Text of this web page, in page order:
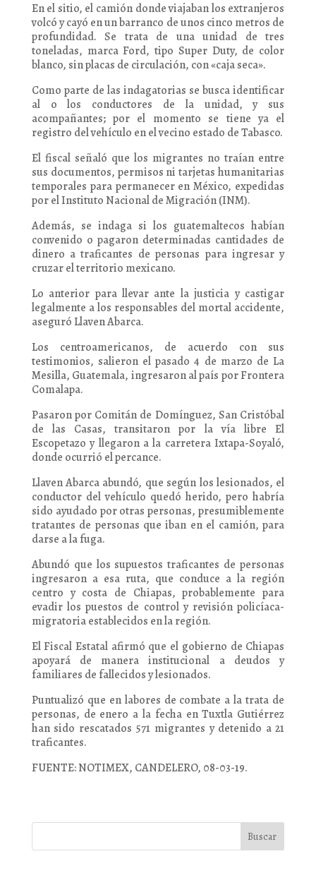
En el sitio, el camión donde viajaban los extranjeros
volcó y cayó en un barranco de unos cinco metros de
profundidad. Se trata de una unidad de tres
toneladas, marca Ford, tipo Super Duty, de color
blanco, sin placas de circulación, con «caja seca».
Como parte de las indagatorias se busca identificar
al o los conductores de la unidad, y sus
acompañantes; por el momento se tiene ya el
registro del vehículo en el vecino estado de Tabasco.
El fiscal señaló que los migrantes no traían entre
sus documentos, permisos ni tarjetas humanitarias
temporales para permanecer en México, expedidas
por el Instituto Nacional de Migración (INM).
Además, se indaga si los guatemaltecos habían
convenido o pagaron determinadas cantidades de
dinero a traficantes de personas para ingresar y
cruzar el territorio mexicano.
Lo anterior para llevar ante la justicia y castigar
legalmente a los responsables del mortal accidente,
aseguró Llaven Abarca.
Los centroamericanos, de acuerdo con sus
testimonios, salieron el pasado 4 de marzo de La
Mesilla, Guatemala, ingresaron al país por Frontera
Comalapa.
Pasaron por Comitán de Domínguez, San Cristóbal
de las Casas, transitaron por la vía libre El
Escopetazo y llegaron a la carretera Ixtapa-Soyaló,
donde ocurrió el percance.
Llaven Abarca abundó, que según los lesionados, el
conductor del vehículo quedó herido, pero habría
sido ayudado por otras personas, presumiblemente
tratantes de personas que iban en el camión, para
darse a la fuga.
Abundó que los supuestos traficantes de personas
ingresaron a esa ruta, que conduce a la región
centro y costa de Chiapas, probablemente para
evadir los puestos de control y revisión policíaca-
migratoria establecidos en la región.
El Fiscal Estatal afirmó que el gobierno de Chiapas
apoyará de manera institucional a deudos y
familiares de fallecidos y lesionados.
Puntualizó que en labores de combate a la trata de
personas, de enero a la fecha en Tuxtla Gutiérrez
han sido rescatados 571 migrantes y detenido a 21
traficantes.
FUENTE: NOTIMEX, CANDELERO, 08-03-19.